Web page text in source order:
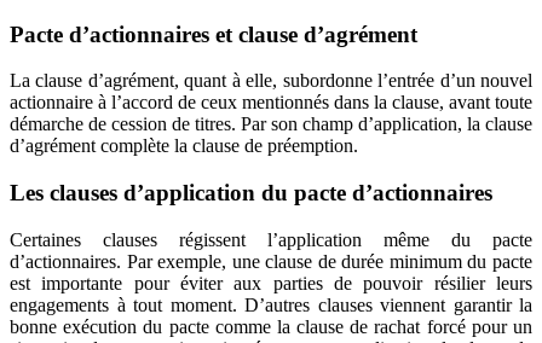
Pacte d’actionnaires et clause d’agrément
La clause d’agrément, quant à elle, subordonne l’entrée d’un nouvel
actionnaire à l’accord de ceux mentionnés dans la clause, avant toute
démarche de cession de titres. Par son champ d’application, la clause
d’agrément complète la clause de préemption.
Les clauses d’application du pacte d’actionnaires
Certaines clauses régissent l’application même du pacte
d’actionnaires. Par exemple, une clause de durée minimum du pacte
est importante pour éviter aux parties de pouvoir résilier leurs
engagements à tout moment. D’autres clauses viennent garantir la
bonne exécution du pacte comme la clause de rachat forcé pour un